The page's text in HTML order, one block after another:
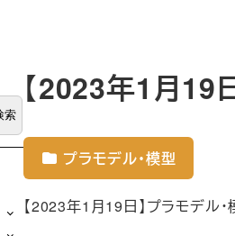
【2023年1月19
プラモデル・模型
【2023年1月19日】プラモデル
索